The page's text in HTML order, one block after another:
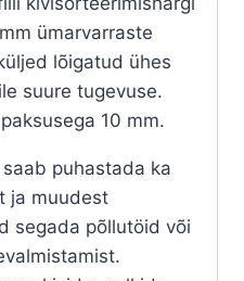
ümarvarraste
lõigatud ühes
suure tugevuse.
10 mm.
puhastada ka
ja muudest
segada põllutöid või